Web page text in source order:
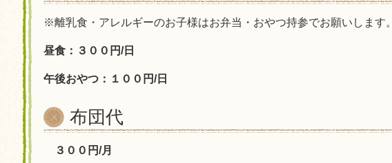
※離乳食・アレルギーのお子様はお弁当・おやつ持参でお願いします。
昼食：３００円/日
午後おやつ：１００円/日
布団代
３００円/月